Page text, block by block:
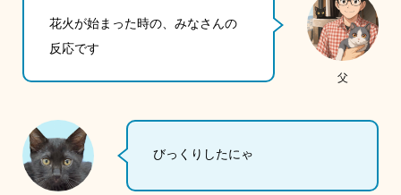
父
花火が始まった時の、みなさんの
反応です
びっくりしたにゃ